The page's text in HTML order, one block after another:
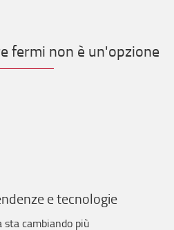
fermi non è un'opzione
e tecnologie
sta cambiando più